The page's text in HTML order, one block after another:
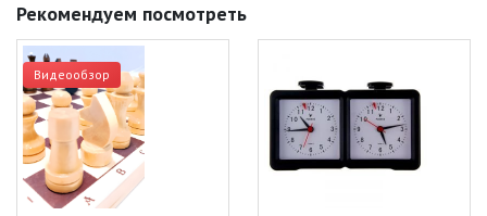
Рекомендуем посмотреть
Видеообзор